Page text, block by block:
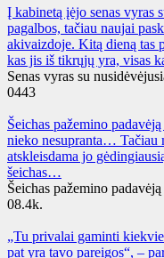
Į kabinetą įėjo senas vyras
pagalbos, tačiau naujai
akivaizdoje. Kitą dieną tas
kas jis iš tikrųjų yra, visas
Senas vyras su
0443
Šeichas pažemino
nieko nesupranta… Tačiau
atskleisdama jo
šeichas…
Šeichas pažemino
08.4k.
„Tu privalai gaminti
pat yra tavo pareigos“, –